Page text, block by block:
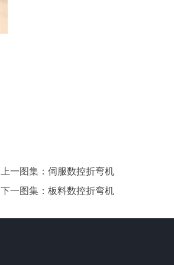
上一图集：伺服数控折弯机
下一图集：板料数控折弯机